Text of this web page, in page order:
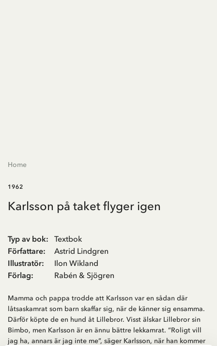
Home
1962
Karlsson på taket flyger igen
Typ av bok:
Textbok
Författare:
Astrid Lindgren
Illustratör:
Ilon Wikland
Förlag: Rabén & Sjögren
Mamma och pappa trodde att Karlsson var en sådan där
låtsaskamrat som barn skaffar sig, när de känner sig ensamma.
Därför köpte de en hund åt Lillebror. Visst älskar Lillebror sin
Bimbo, men Karlsson är en ännu bättre lekkamrat. ”Roligt vill
jag ha, annars är jag inte me”, säger Karlsson, när han kommer